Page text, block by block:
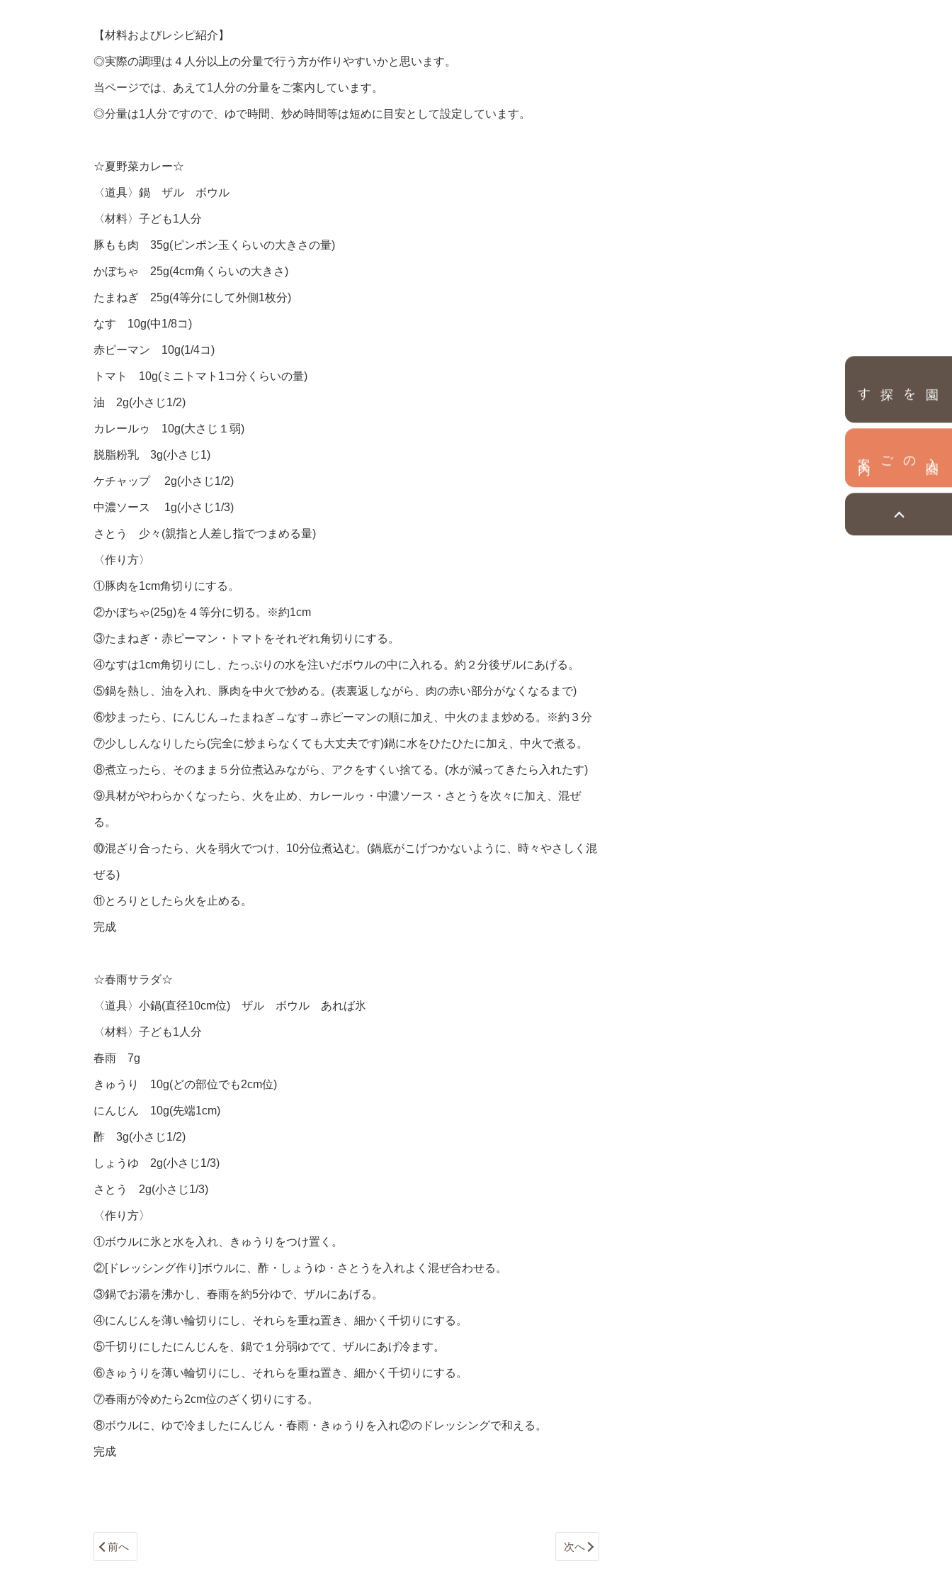
園を探す
【材料およびレシピ紹介】
◎実際の調理は４人分以上の分量で行う方が作りやすいかと思います。
当ページでは、あえて1人分の分量をご案内しています。
◎分量は1人分ですので、ゆで時間、炒め時間等は短めに目安として設定しています。
☆夏野菜カレー☆
〈道具〉鍋 ザル ボウル
〈材料〉子ども1人分
豚もも肉 35g(ピンポン玉くらいの大きさの量)
かぼちゃ 25g(4cm角くらいの大きさ)
たまねぎ 25g(4等分にして外側1枚分)
なす 10g(中1/8コ)
赤ピーマン 10g(1/4コ)
トマト 10g(ミニトマト1コ分くらいの量)
油 2g(小さじ1/2)
カレールゥ 10g(大さじ１弱)
脱脂粉乳 3g(小さじ1)
ケチャップ 2g(小さじ1/2)
中濃ソース 1g(小さじ1/3)
さとう 少々(親指と人差し指でつまめる量)
〈作り方〉
①豚肉を1cm角切りにする。
②かぼちゃ(25g)を４等分に切る。※約1cm
③たまねぎ・赤ピーマン・トマトをそれぞれ角切りにする。
④なすは1cm角切りにし、たっぷりの水を注いだボウルの中に入れる。約２分後ザルにあげる。
⑤鍋を熱し、油を入れ、豚肉を中火で炒める。(表裏返しながら、肉の赤い部分がなくなるまで)
⑥炒まったら、にんじん→たまねぎ→なす→赤ピーマンの順に加え、中火のまま炒める。※約３分
⑦少ししんなりしたら(完全に炒まらなくても大丈夫です)鍋に水をひたひたに加え、中火で煮る。
⑧煮立ったら、そのまま５分位煮込みながら、アクをすくい捨てる。(水が減ってきたら入れたす)
⑨具材がやわらかくなったら、火を止め、カレールゥ・中濃ソース・さとうを次々に加え、混ぜ
る。
⑩混ざり合ったら、火を弱火でつけ、10分位煮込む。(鍋底がこげつかないように、時々やさしく混
ぜる)
⑪とろりとしたら火を止める。
完成
☆春雨サラダ☆
〈道具〉小鍋(直径10cm位) ザル ボウル あれば氷
〈材料〉子ども1人分
春雨 7g
きゅうり 10g(どの部位でも2cm位)
にんじん 10g(先端1cm)
酢 3g(小さじ1/2)
しょうゆ 2g(小さじ1/3)
さとう 2g(小さじ1/3)
〈作り方〉
①ボウルに氷と水を入れ、きゅうりをつけ置く。
②[ドレッシング作り]ボウルに、酢・しょうゆ・さとうを入れよく混ぜ合わせる。
③鍋でお湯を沸かし、春雨を約5分ゆで、ザルにあげる。
④にんじんを薄い輪切りにし、それらを重ね置き、細かく千切りにする。
⑤千切りにしたにんじんを、鍋で１分弱ゆでて、ザルにあげ冷ます。
⑥きゅうりを薄い輪切りにし、それらを重ね置き、細かく千切りにする。
⑦春雨が冷めたら2cm位のざく切りにする。
⑧ボウルに、ゆで冷ましたにんじん・春雨・きゅうりを入れ②のドレッシングで和える。
完成
前へ 次へ